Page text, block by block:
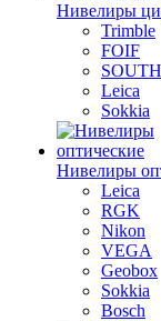
Нивелиры
Trimble
FOIF
SOUTH
Leica
Sokkia
Нивелиры
Leica
RGK
Nikon
VEGA
Geobox
Sokkia
Bosch